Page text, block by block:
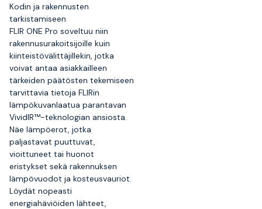
Kodin ja rakennusten
tarkistamiseen
FLIR ONE Pro soveltuu niin
rakennusurakoitsijoille kuin
kiinteistövälittäjillekin, jotka
voivat antaa asiakkailleen
tärkeiden päätösten tekemiseen
tarvittavia tietoja FLIRin
lämpökuvanlaatua parantavan
VividIR™-teknologian ansiosta.
Näe lämpöerot, jotka
paljastavat puuttuvat,
vioittuneet tai huonot
eristykset sekä rakennuksen
lämpövuodot ja kosteusvauriot.
Löydät nopeasti
energiahäviöiden lähteet,